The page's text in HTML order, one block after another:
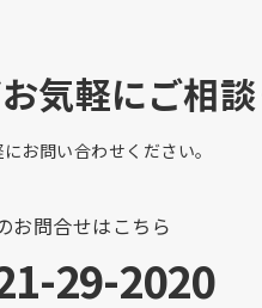
気軽にご相談
お問い合わせください。
お問合せはこちら
29-2020